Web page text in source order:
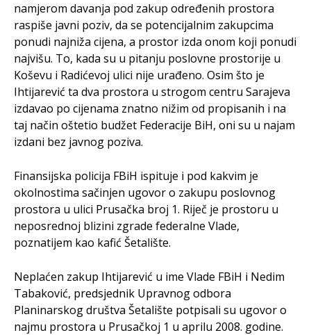
namjerom davanja pod zakup određenih prostora
raspiše javni poziv, da se potencijalnim zakupcima
ponudi najniža cijena, a prostor izda onom koji ponudi
najvišu. To, kada su u pitanju poslovne prostorije u
Koševu i Radićevoj ulici nije urađeno. Osim što je
Ihtijarević ta dva prostora u strogom centru Sarajeva
izdavao po cijenama znatno nižim od propisanih i na
taj način oštetio budžet Federacije BiH, oni su u najam
izdani bez javnog poziva.
Finansijska policija FBiH ispituje i pod kakvim je
okolnostima sačinjen ugovor o zakupu poslovnog
prostora u ulici Prusačka broj 1. Riječ je prostoru u
neposrednoj blizini zgrade federalne Vlade,
poznatijem kao kafić Šetalište.
Neplaćen zakup Ihtijarević u ime Vlade FBiH i Nedim
Tabaković, predsjednik Upravnog odbora
Planinarskog društva Šetalište potpisali su ugovor o
najmu prostora u Prusačkoj 1 u aprilu 2008. godine.